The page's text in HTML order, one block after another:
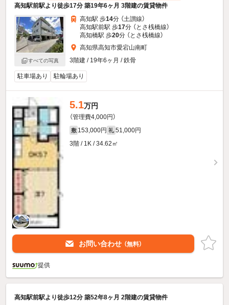
高知駅前駅より徒歩17分 築19年6ヶ月 3階建の賃貸物件
すべての写真
高知駅 歩14分 （土讃線）
高知駅前駅 歩17分 （とさ桟橋線）
高知橋駅 歩20分 （とさ桟橋線）
高知県高知市愛宕山南町
3階建 / 19年6ヶ月 / 鉄骨
駐車場あり 駐輪場あり
5.1万円
（管理費4,000円）
敷 153,000円 礼 51,000円
3階 / 1K / 34.62㎡
お問い合わせ （無料）
提供
高知駅前駅より徒歩12分 築52年8ヶ月 2階建の賃貸物件